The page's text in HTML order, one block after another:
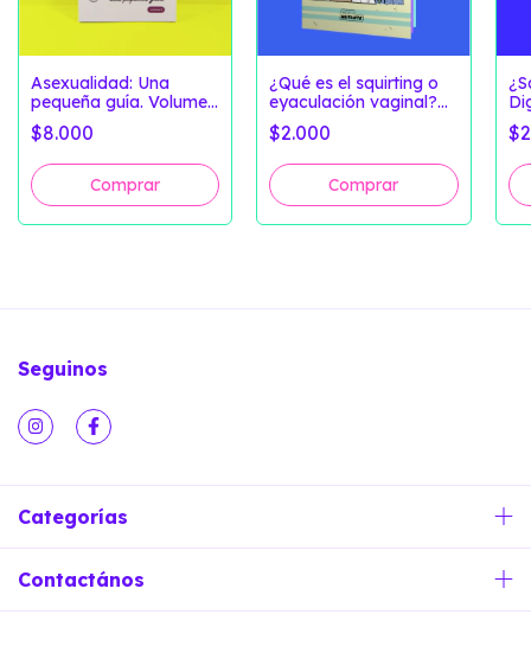
Asexualidad: Una
pequeña guía. Volumen
2
$8.000
¿Qué es el squirting o
eyaculación vaginal?
(Versión Digital)
$2.000
Seguinos
Categorías
Contactános